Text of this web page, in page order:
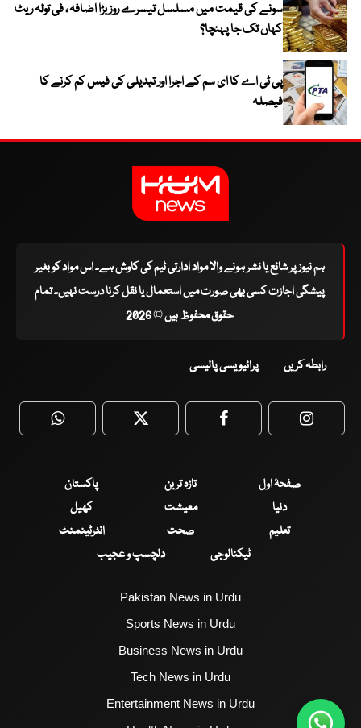
سونے کی قیمت میں مسلسل تیسرے روز بڑا اضافہ ، فی تولہ ریٹ
کہاں تک جا پہنچا؟
پی ٹی اے کا ای سم کے اجرا اور تبدیلی کی فیس کم کرنے کا
فیصلہ
ہم نیوز پر شائع یا نشر ہونے والا مواد ادارتی ٹیم کی کاوش ہے۔ اس مواد کو بغیر
پیشگی اجازت کسی بھی صورت میں استعمال یا نقل کرنا درست نہیں۔ تمام
حقوق محفوظ ہیں © 2026
رابطہ کریں پرائیویسی پالیسی
WhatsApp Twitter Facebook
صفحۂ اول تازہ ترین
پاکستان
دنیا
معیشت
کھیل
تعلیم
صحت
انٹرٹینمنٹ
ٹیکنالوجی
دلچسپ و عجیب
Pakistan News in Urdu
Sports News in Urdu
Business News in Urdu
Tech News in Urdu
Entertainment News in Urdu